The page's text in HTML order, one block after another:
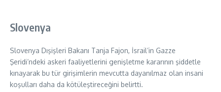
Slovenya
Slovenya Dışişleri Bakanı Tanja Fajon, İsrail’in Gazze
Şeridi’ndeki askeri faaliyetlerini genişletme kararının şiddetle
kınayarak bu tür girişimlerin mevcutta dayanılmaz olan insani
koşulları daha da kötüleştireceğini belirtti.